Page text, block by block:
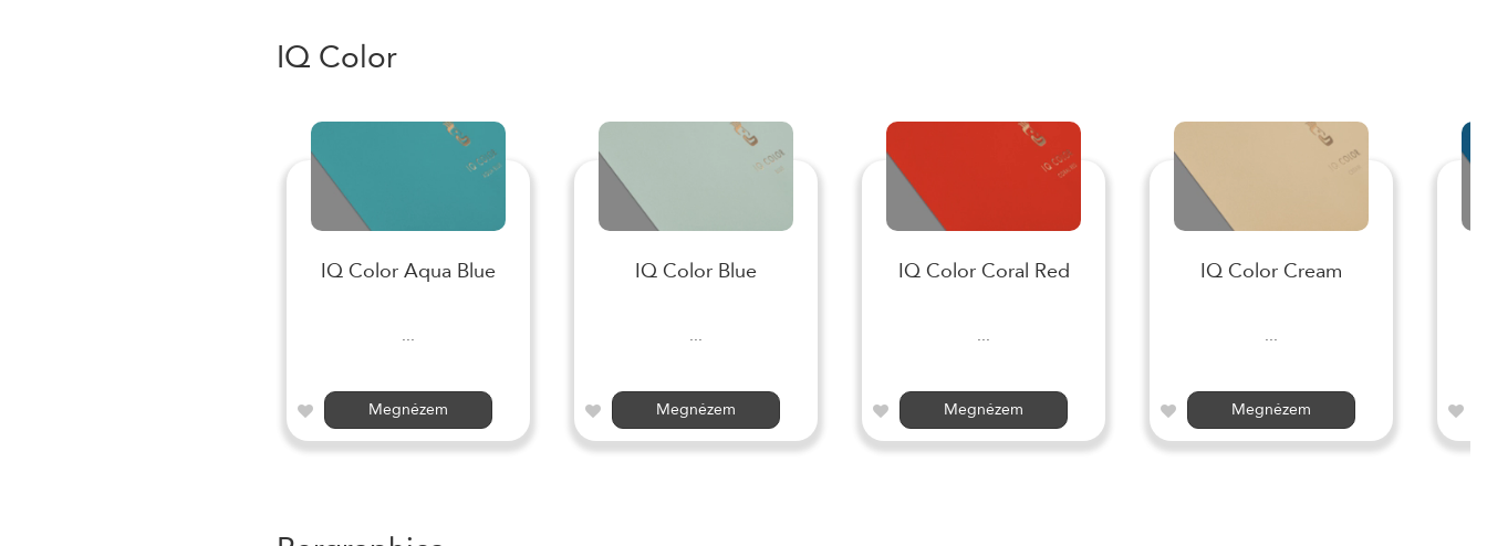
IQ Color
IQ Color Aqua Blue
...
Megnézem
IQ Color Blue
...
Megnézem
IQ Color Coral Red
...
Megnézem
IQ Color Cream
...
Megnézem